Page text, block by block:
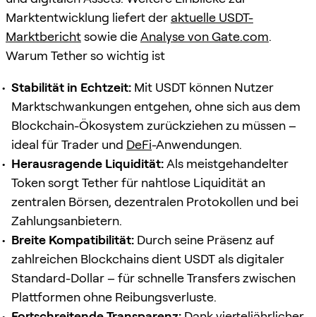
Marktentwicklung liefert der aktuelle USDT-
Marktberichtsowie dieAnalyse von Gate.com.
Warum Tether so wichtig ist
Stabilität in Echtzeit: Mit USDT können Nutzer
Marktschwankungen entgehen, ohne sich aus dem
Blockchain-Ökosystem zurückziehen zu müssen –
ideal für Trader und DeFi-Anwendungen.
Herausragende Liquidität:Als meistgehandelter
Token sorgt Tether für nahtlose Liquidität an
zentralen Börsen, dezentralen Protokollen und bei
Zahlungsanbietern.
Breite Kompatibilität: Durch seine Präsenz auf
zahlreichen Blockchains dient USDT als digitaler
Standard-Dollar – für schnelle Transfers zwischen
Plattformen ohne Reibungsverluste.